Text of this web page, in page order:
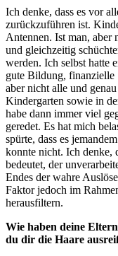
Ich denke, dass es vor
zurückzuführen ist.
Antennen. Ist man, aber
und gleichzeitig
werden. Ich selbst hatte
gute Bildung, finanzielle
aber nicht alle und
Kindergarten sowie in
habe dann immer viel
geredet. Es hat mich
spürte, dass es
konnte nicht. Ich denke,
bedeutet, der
Endes der wahre
Faktor jedoch im
herausfiltern.
Wie haben deine
du dir die Haare